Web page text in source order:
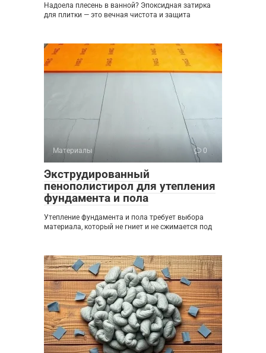
Надоела плесень в ванной? Эпоксидная затирка
для плитки — это вечная чистота и защита
Материалы 0
Экструдированный
пенополистирол для утепления
фундамента и пола
Утепление фундамента и пола требует выбора
материала, который не гниет и не сжимается под